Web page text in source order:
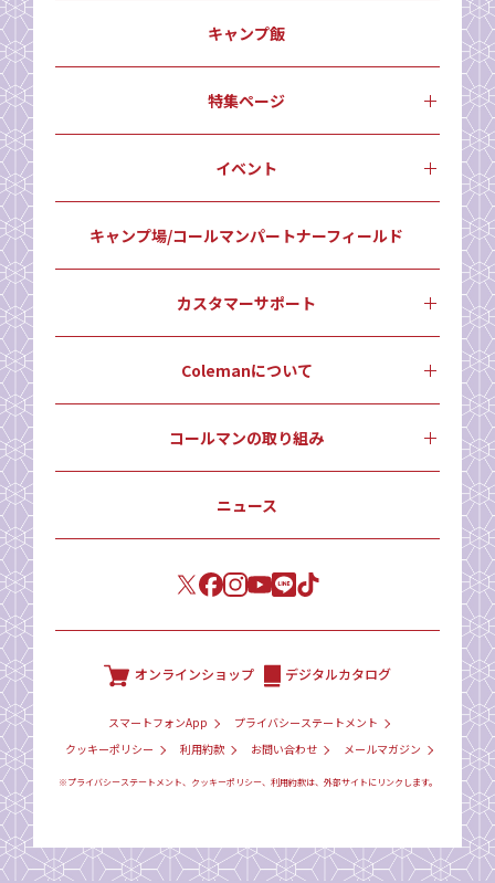
キャンプ飯
特集ページ
イベント
キャンプ場/コールマンパートナーフィールド
カスタマーサポート
Colemanについて
コールマンの取り組み
ニュース
オンラインショップ デジタルカタログ
スマートフォンApp
プライバシーステートメント
クッキーポリシー
利用約款 お問い合わせ メールマガジン
※プライバシーステートメント、クッキーポリシー、利用約款は、外部サイトにリンクします。